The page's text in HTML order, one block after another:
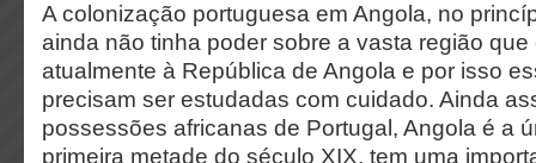
A colonização portuguesa em Angola, no
ainda não tinha poder sobre a vasta região
atualmente à República de Angola e por isso
precisam ser estudadas com cuidado. Ainda
possessões africanas de Portugal, Angola é a
primeira metade do século XIX, tem uma